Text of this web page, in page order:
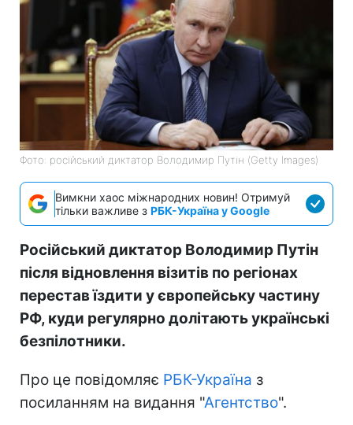
Фото: російський диктатор Володимир Путін (Getty Images)
Вимкни хаос міжнародних новин! Отримуй
тільки важливе з РБК-Україна у Google
Російський диктатор Володимир Путін
після відновлення візитів по регіонах
перестав їздити у європейську частину
РФ, куди регулярно долітають українські
безпілотники.
Про це повідомляє РБК-Україна з
посиланням на видання "Агентство".